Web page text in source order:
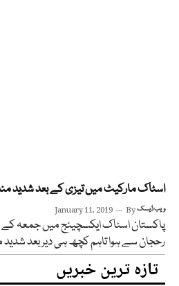
اسٹاک مارکیٹ میں تیزی کے بعد شدید
January 11, 2019 Byویب ڈیسک
پاکستان اسٹاک ایکسچینج میں جمعہ کے
رحجان سے ہوا تاہم کچھ ہی دیر بعد
تازہ ترین خبریں